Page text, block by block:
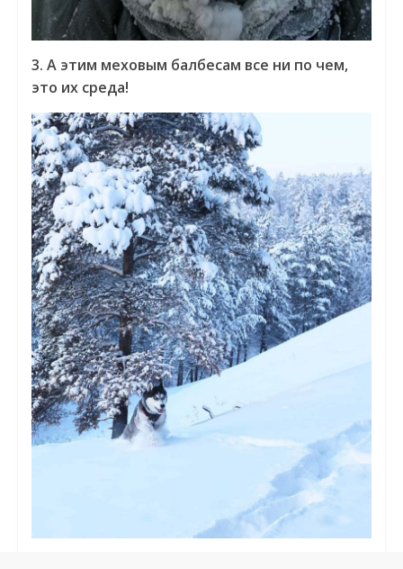
3. А этим меховым балбесам все ни по чем,
это их среда!